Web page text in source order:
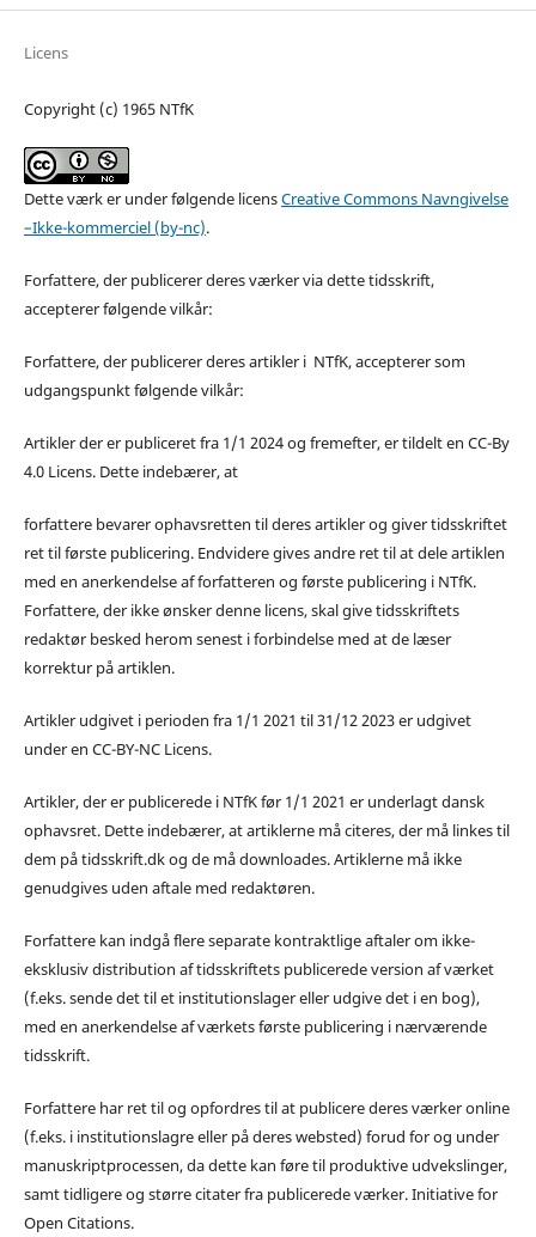
Licens
Copyright (c) 1965 NTfK
Dette værk er under følgende licensCreative Commons Navngivelse
–Ikke-kommerciel (by-nc).
Forfattere, der publicerer deres værker via dette tidsskrift,
accepterer følgende vilkår:
Forfattere, der publicerer deres artikler i NTfK, accepterer som
udgangspunkt følgende vilkår:
Artikler der er publiceret fra 1/1 2024 og fremefter, er tildelt en CC-By
4.0 Licens. Dette indebærer, at
forfattere bevarer ophavsretten til deres artikler og giver tidsskriftet
ret til første publicering. Endvidere gives andre ret til at dele artiklen
med en anerkendelse af forfatteren og første publicering i NTfK.
Forfattere, der ikke ønsker denne licens, skal give tidsskriftets
redaktør besked herom senest i forbindelse med at de læser
korrektur på artiklen.
Artikler udgivet i perioden fra 1/1 2021 til 31/12 2023 er udgivet
under en CC-BY-NC Licens.
Artikler, der er publicerede i NTfK før 1/1 2021 er underlagt dansk
ophavsret. Dette indebærer, at artiklerne må citeres, der må linkes til
dem på tidsskrift.dk og de må downloades. Artiklerne må ikke
genudgives uden aftale med redaktøren.
Forfattere kan indgå flere separate kontraktlige aftaler om ikke-
eksklusiv distribution af tidsskriftets publicerede version af værket
(f.eks. sende det til et institutionslager eller udgive det i en bog),
med en anerkendelse af værkets første publicering i nærværende
tidsskrift.
Forfattere har ret til og opfordres til at publicere deres værker online
(f.eks. i institutionslagre eller på deres websted) forud for og under
manuskriptprocessen, da dette kan føre til produktive udvekslinger,
samt tidligere og større citater fra publicerede værker. Initiative for
Open Citations.